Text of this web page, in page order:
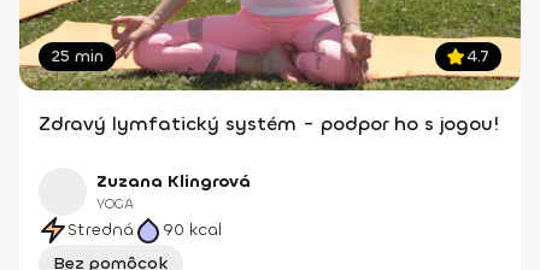
25 min 4.7
Zdravý lymfatický systém - podpor ho s jogou!
Zuzana Klingrová
YOGA
Stredná 90 kcal
Bez pomôcok